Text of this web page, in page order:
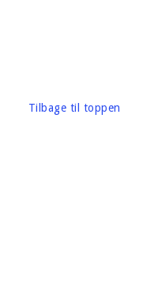
Tilbage til toppen